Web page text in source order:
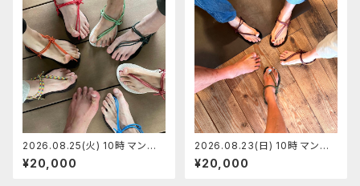
2026.08.25(火) 10時 マンサ
ンダル代官山 マンサンダルワー
クショップ 【定員7】ひらちゃん
¥20,000
2026.08.23(日) 10時 マンサ
ンダル代官山店 マンサンダルワ
ークショップ 【定員7】さくちゃん
¥20,000